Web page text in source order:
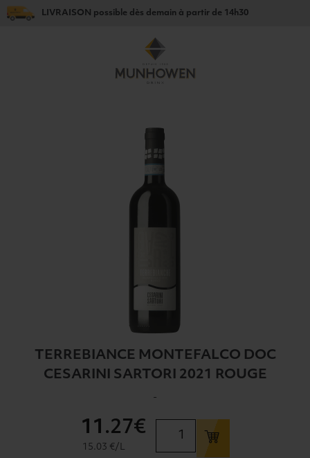
LIVRAISON possible dès demain à partir de 14h30
TERREBIANCE MONTEFALCO DOC
CESARINI SARTORI 2021 ROUGE
-
11 .27€
15.03 €/L